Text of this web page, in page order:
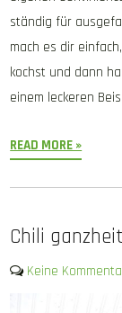
ständig für
mach es dir
kochst und dann
einem leckeren
READ MORE »
Chili
Keine